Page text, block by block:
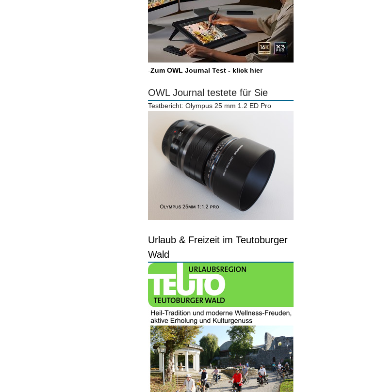
-Zum OWL Journal Test - klick hier
OWL Journal testete für Sie
Testbericht: Olympus 25 mm 1.2 ED Pro
Urlaub & Freizeit im Teutoburger
Wald